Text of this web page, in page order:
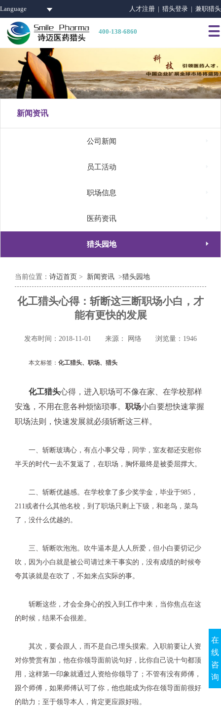
Language 人才注册 | 猎头登录 | 兼职猎头
400-138-6860 
新闻资讯
公司新闻
员工活动
职场信息
医药资讯
猎头园地 
当前位置： 诗迈首页 > 新闻资讯 >猎头园地
化工猎头心得：斩断这三断职场小白，才
能有更快的发展
发布时间：2018-11-01 来源： 网络 浏览量：1946
本文标签： 化工猎头、职场、猎头
化工猎头心得，进入职场可不像在家、在学校那样
安逸，不用在意各种烦恼琐事。 职场小白要想快速掌握
职场法则，快速发展就必须斩断这三样。
一、斩断玻璃心，有点小事父母，同学，室友都还安慰你
半天的时代一去不复返了，在职场，胸怀最终是被委屈撑大。
二、斩断优越感。在学校拿了多少奖学金，毕业于985 ，
211或者什么其他名校，到了职场只剩上下级，和老鸟，菜鸟
了，没什么优越的。
三、斩断吹泡泡。吹牛逼本是人人所爱，但小白要切记少
吹，因为小白就是被公司请过来干事实的，没有成绩的时候夸
夸其谈就是在吹了，不如来点实际的事。
斩断这些，才会全身心的投入到工作中来，当你焦点在这
的时候，结果不会很差。
其次，要会跟人，而不是自己埋头摸索。入职前要让人资
对你赞赏有加，他在你领导面前说句好，比你自己说十句都顶
用，这样第一印象就通过人资给你领导了；不管有没有师傅，
跟个师傅，如果师傅认可了你，他也能成为你在领导面前很好
的助力；至于领导本人，肯定更应跟好啦。
在
线
咨
询